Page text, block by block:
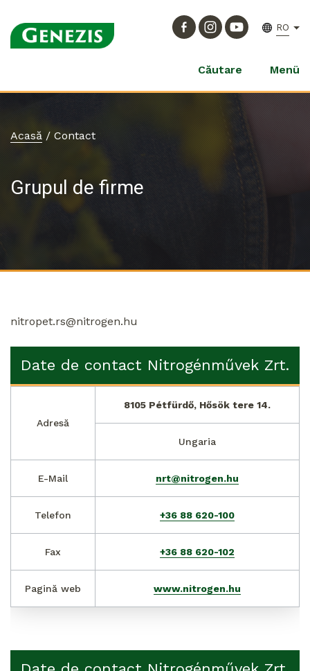
RO
Căutare Menü
Acasă / Contact
Grupul de firme
nitropet.rs@nitrogen.hu
Date de contact Nitrogénművek Zrt.
Adresă
8105 Pétfürdő, Hősök tere 14.
Ungaria
E-Mail nrt@nitrogen.hu
Telefon +36 88 620-100
Fax +36 88 620-102
Pagină web www.nitrogen.hu